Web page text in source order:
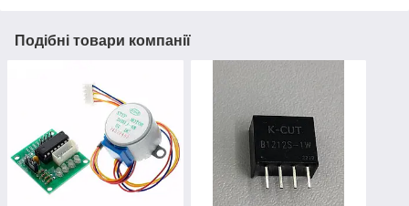
Подібні товари компанії